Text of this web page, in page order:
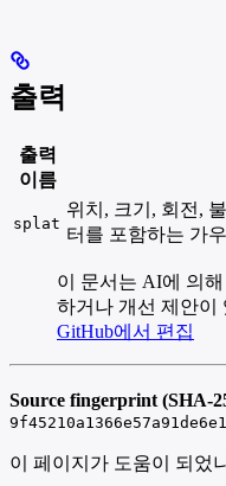
출력
출력
이름
splat
위치, 크기, 회전,
터를 포함하는 가
이 문서는 AI에 의
하거나 개선 제안이
GitHub에서 편집
Source fingerprint (SHA-
이 페이지가 도움이 되었